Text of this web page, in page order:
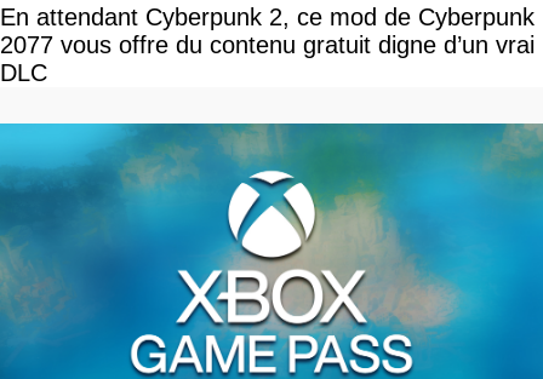
En attendant Cyberpunk 2, ce mod de Cyberpunk
2077 vous offre du contenu gratuit digne d’un vrai
DLC